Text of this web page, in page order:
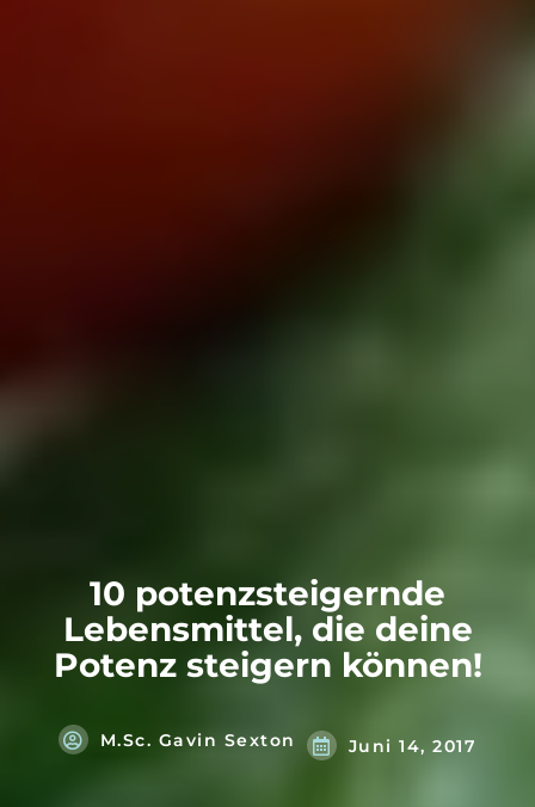
10 potenzsteigernde
Lebensmittel, die deine
Potenz steigern können!
M.Sc. Gavin Sexton Juni 14, 2017